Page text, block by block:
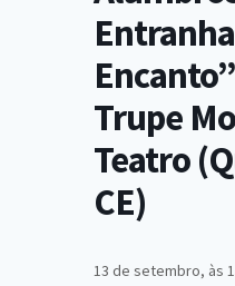
Trupe
Teatro
CE)
13 de setembro, às